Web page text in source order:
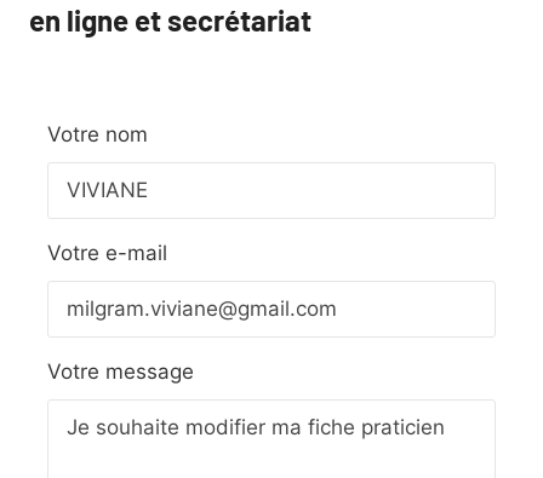
en ligne et secrétariat
Votre nom
Votre e-mail
Votre message